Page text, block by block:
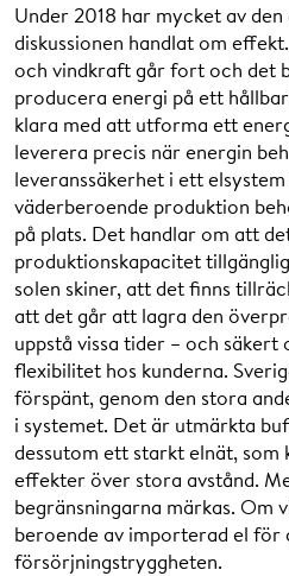
Under 2018 har mycket av
diskussionen handlat om
och vindkraft går fort och det
producera energi på ett
klara med att utforma ett
leverera precis när energin
leveranssäkerhet i ett
väderberoende produktion
på plats. Det handlar om att
produktionskapacitet
solen skiner, att det finns
att det går att lagra den
uppstå vissa tider – och
flexibilitet hos kunderna.
förspänt, genom den stora
i systemet. Det är utmärkta
dessutom ett starkt elnät,
effekter över stora avstånd.
begränsningarna märkas. Om
beroende av importerad el för
försörjningstryggheten.